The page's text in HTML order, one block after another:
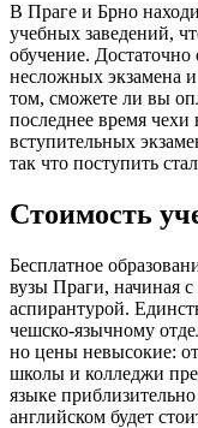
В Праге и Брно
учебных заведений,
обучение. Достаточно
несложных экзамена
том, сможете ли вы
последнее время чехи
вступительных
так что поступить
Стоимость
Бесплатное
вузы Праги, начиная с
аспирантурой.
чешско-язычному
но цены невысокие:
школы и колледжи
языке
английском будет